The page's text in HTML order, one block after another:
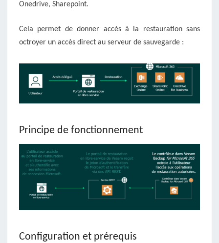
Onedrive, Sharepoint.
Cela permet de donner accès à la restauration sans
octroyer un accès direct au serveur de sauvegarde :
Principe de fonctionnement
Configuration et prérequis